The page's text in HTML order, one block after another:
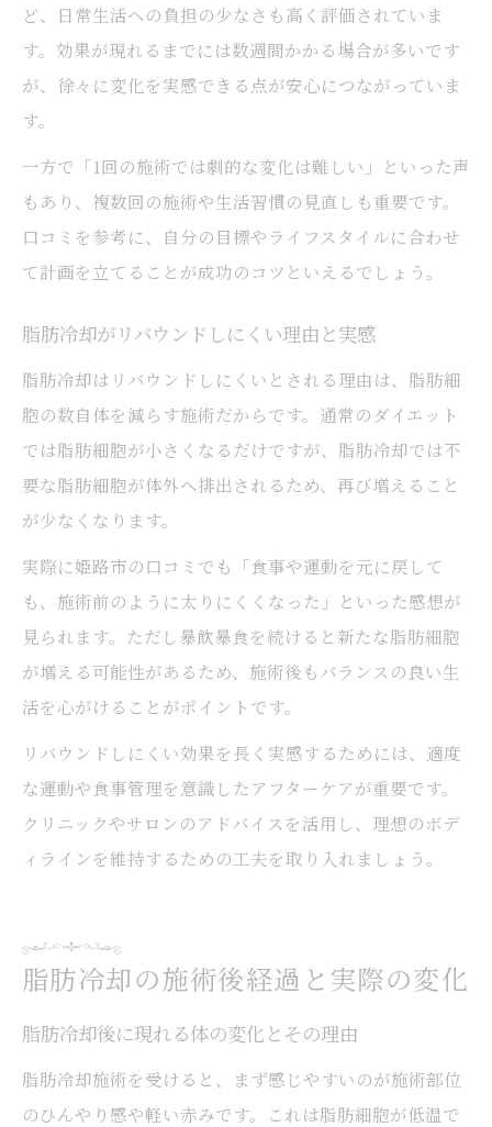
ど、日常生活への負担の少なさも高く評価されていま
す。効果が現れるまでには数週間かかる場合が多いです
が、徐々に変化を実感できる点が安心につながっていま
す。
一方で「1回の施術では劇的な変化は難しい」といった声
もあり、複数回の施術や生活習慣の見直しも重要です。
口コミを参考に、自分の目標やライフスタイルに合わせ
て計画を立てることが成功のコツといえるでしょう。
脂肪冷却がリバウンドしにくい理由と実感
脂肪冷却はリバウンドしにくいとされる理由は、脂肪細
胞の数自体を減らす施術だからです。通常のダイエット
では脂肪細胞が小さくなるだけですが、脂肪冷却では不
要な脂肪細胞が体外へ排出されるため、再び増えること
が少なくなります。
実際に姫路市の口コミでも「食事や運動を元に戻して
も、施術前のように太りにくくなった」といった感想が
見られます。ただし暴飲暴食を続けると新たな脂肪細胞
が増える可能性があるため、施術後もバランスの良い生
活を心がけることがポイントです。
リバウンドしにくい効果を長く実感するためには、適度
な運動や食事管理を意識したアフターケアが重要です。
クリニックやサロンのアドバイスを活用し、理想のボデ
ィラインを維持するための工夫を取り入れましょう。
脂肪冷却の施術後経過と実際の変化
脂肪冷却後に現れる体の変化とその理由
脂肪冷却施術を受けると、まず感じやすいのが施術部位
のひんやり感や軽い赤みです。これは脂肪細胞が低温で